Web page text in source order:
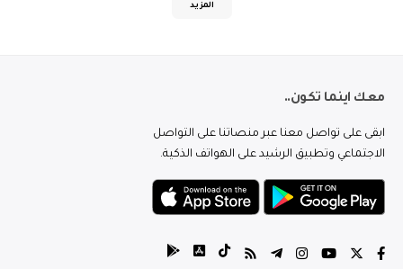
المزيد
معك اينما تكون..
ابقى على تواصل معنا عبر منصاتنا على التواصل
الاجتماعي وتطبيق الرشيد على الهواتف الذكية.